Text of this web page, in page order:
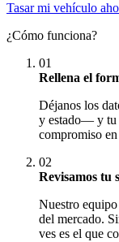
Tasar mi vehículo
¿Cómo funciona?
01
Rellena el
Déjanos los
y estado— y tu
compromiso
02
Revisamos tu
Nuestro
del mercado.
ves es el que